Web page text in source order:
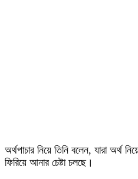
অর্থপাচার নিয়ে তিনি বলেন, যারা অর্থ
ফিরিয়ে আনার চেষ্টা চলছে।